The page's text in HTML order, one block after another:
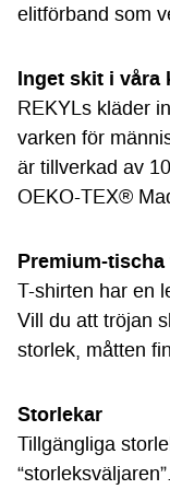
elitförband som
Inget skit i våra
REKYLs kläder
varken för
är tillverkad av
OEKO-TEX®
Premium-
T-shirten har en
Vill du att tröjan
storlek, måtten
Storlekar
Tillgängliga